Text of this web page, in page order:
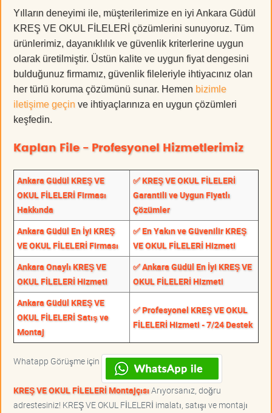
Yılların deneyimi ile, müşterilerimize en iyi Ankara Güdül
KREŞ VE OKUL FİLELERİ çözümlerini sunuyoruz. Tüm
ürünlerimiz, dayanıklılık ve güvenlik kriterlerine uygun
olarak üretilmiştir. Üstün kalite ve uygun fiyat dengesini
bulduğunuz firmamız, güvenlik fileleriyle ihtiyacınız olan
her türlü koruma çözümünü sunar. Hemen bizimle
iletişime geçin ve ihtiyaçlarınıza en uygun çözümleri
keşfedin.
Kaplan File - Profesyonel Hizmetlerimiz
Ankara Güdül KREŞ VE
OKUL FİLELERİ Firması
Hakkında
✅ KREŞ VE OKUL FİLELERİ
Garantili ve Uygun Fiyatlı
Çözümler
Ankara Güdül En İyi KREŞ
VE OKUL FİLELERİ Firması
✅ En Yakın ve Güvenilir KREŞ
VE OKUL FİLELERİ Hizmeti
Ankara Onaylı KREŞ VE
OKUL FİLELERİ Hizmeti
✅ Ankara Güdül En İyi KREŞ VE
OKUL FİLELERİ Hizmeti
Ankara Güdül KREŞ VE
OKUL FİLELERİ Satış ve
Montaj
✅ Profesyonel KREŞ VE OKUL
FİLELERİ Hizmeti - 7/24 Destek
Whatapp Görüşme için
KREŞ VE OKUL FİLELERİ MontajçısıArıyorsanız, doğru
adrestesiniz! KREŞ VE OKUL FİLELERİ imalatı, satışı ve montajı